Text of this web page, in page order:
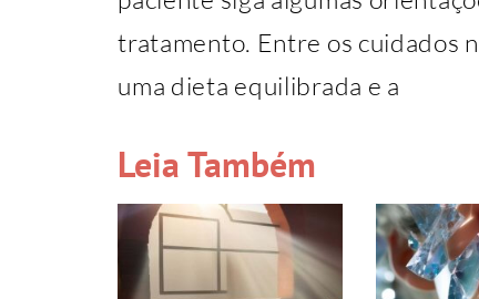
tratamento. Entre os cuidados
uma dieta equilibrada e a
Leia Também